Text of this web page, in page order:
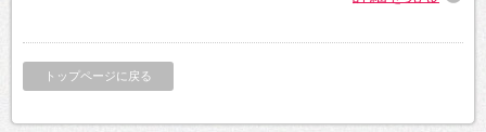
トップページに戻る